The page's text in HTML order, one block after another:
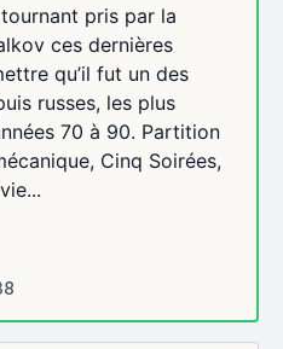
pris par la
ces dernières
qu’il fut un des
russes, les plus
70 à 90. Partition
Cinq Soirées,